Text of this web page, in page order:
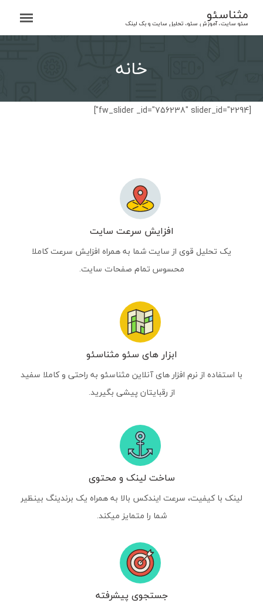
content
مثناسئو
سئو سایت، آموزش سئو، تحلیل سایت و بک لینک
خانه
[fw_slider _id="756238" slider_id="2294"]
افزایش سرعت سایت
یک تحلیل قوی از سایت شما به همراه افزایش سرعت کاملا
محسوس تمام صفحات سایت.
ابزار های سئو مثناسئو
با استفاده از نرم افزار های آنلاین مثناسئو به راحتی و کاملا سفید
از رقبایتان پیشی بگیرید.
ساخت لینک و محتوی
لینک با کیفیت، سرعت ایندکس بالا به همراه یک برندینگ بینظیر
شما را متمایز میکند.
جستجوی پیشرفته